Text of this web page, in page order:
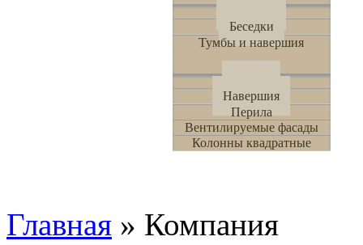
Беседки
Тумбы и навершия
Навершия
Перила
Вентилируемые фасады
Колонны квадратные
Вы здесь
Главная » Компания